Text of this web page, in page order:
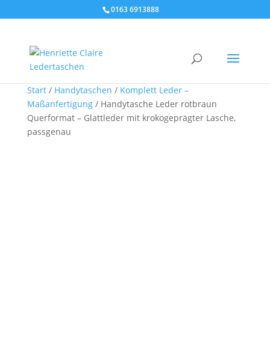
0163 6913888
Start/ Handytaschen / Komplett Leder –
Maßanfertigung/ Handytasche Leder rotbraun
Querformat – Glattleder mit krokogeprägter Lasche,
passgenau